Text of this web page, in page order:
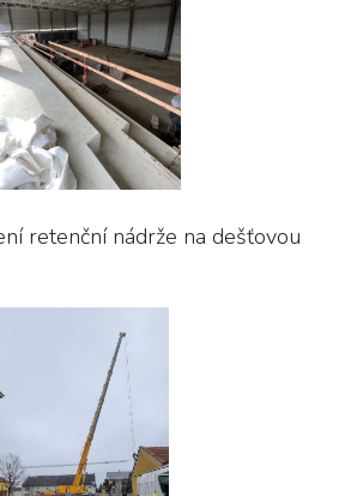
retenční nádrže na dešťovou